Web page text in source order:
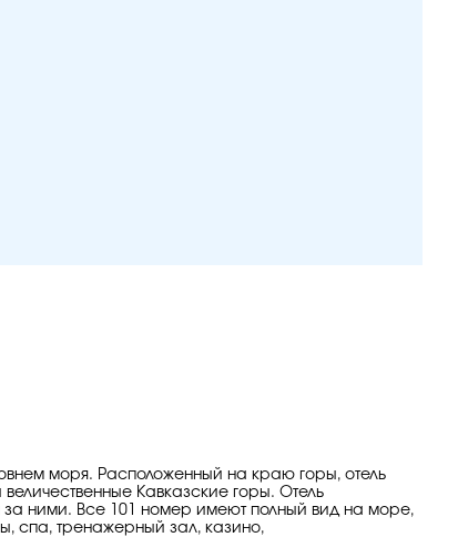
моря. Расположенный на краю горы, отель
Кавказские горы. Отель
за ними. Все 101 номер имеют полный вид на море,
спа, тренажерный зал, казино,